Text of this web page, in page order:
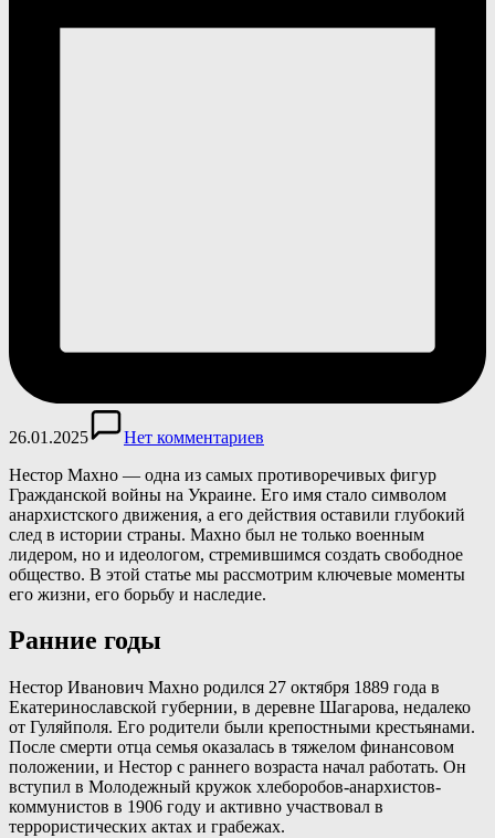
26.01.2025
Нет комментариев
Нестор Махно — одна из самых противоречивых фигур
Гражданской войны на Украине. Его имя стало символом
анархистского движения, а его действия оставили глубокий
след в истории страны. Махно был не только военным
лидером, но и идеологом, стремившимся создать свободное
общество. В этой статье мы рассмотрим ключевые моменты
его жизни, его борьбу и наследие.
Ранние годы
Нестор Иванович Махно родился 27 октября 1889 года в
Екатеринославской губернии, в деревне Шагарова, недалеко
от Гуляйполя. Его родители были крепостными крестьянами.
После смерти отца семья оказалась в тяжелом финансовом
положении, и Нестор с раннего возраста начал работать. Он
вступил в Молодежный кружок хлеборобов-анархистов-
коммунистов в 1906 году и активно участвовал в
террористических актах и грабежах.